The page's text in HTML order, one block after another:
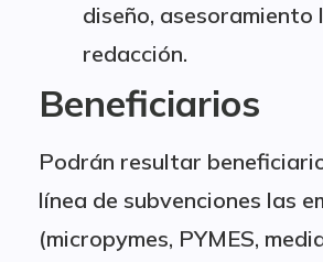
diseño, asesoramiento
redacción.
Beneficiarios
Podrán resultar
línea de subvenciones las
(micropymes, PYMES,